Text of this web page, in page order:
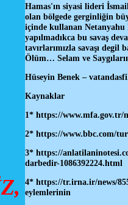
Hamas'ın siyasi lideri
olan bölgede gerginliğin
içinde kullanan Netanyahu
yapılmadıkca bu savaş
tavırlarımızla savaşı degil
Ölüm… Selam ve
Hüseyin Benek –
Kaynaklar
1* https://www.mfa.gov.tr/
2* https://www.bbc.com/
3* https://
darbedir-1086392224.html
4* https://tr.irna.ir/news/
eylemlerinin